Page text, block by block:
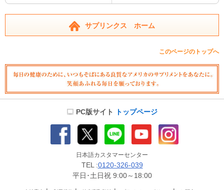
サプリンクス ホーム
このページのトップへ
PC版サイト トップページ
日本語カスタマーセンター
TEL :0120-326-039
平日･土日祝 9:00～18:00